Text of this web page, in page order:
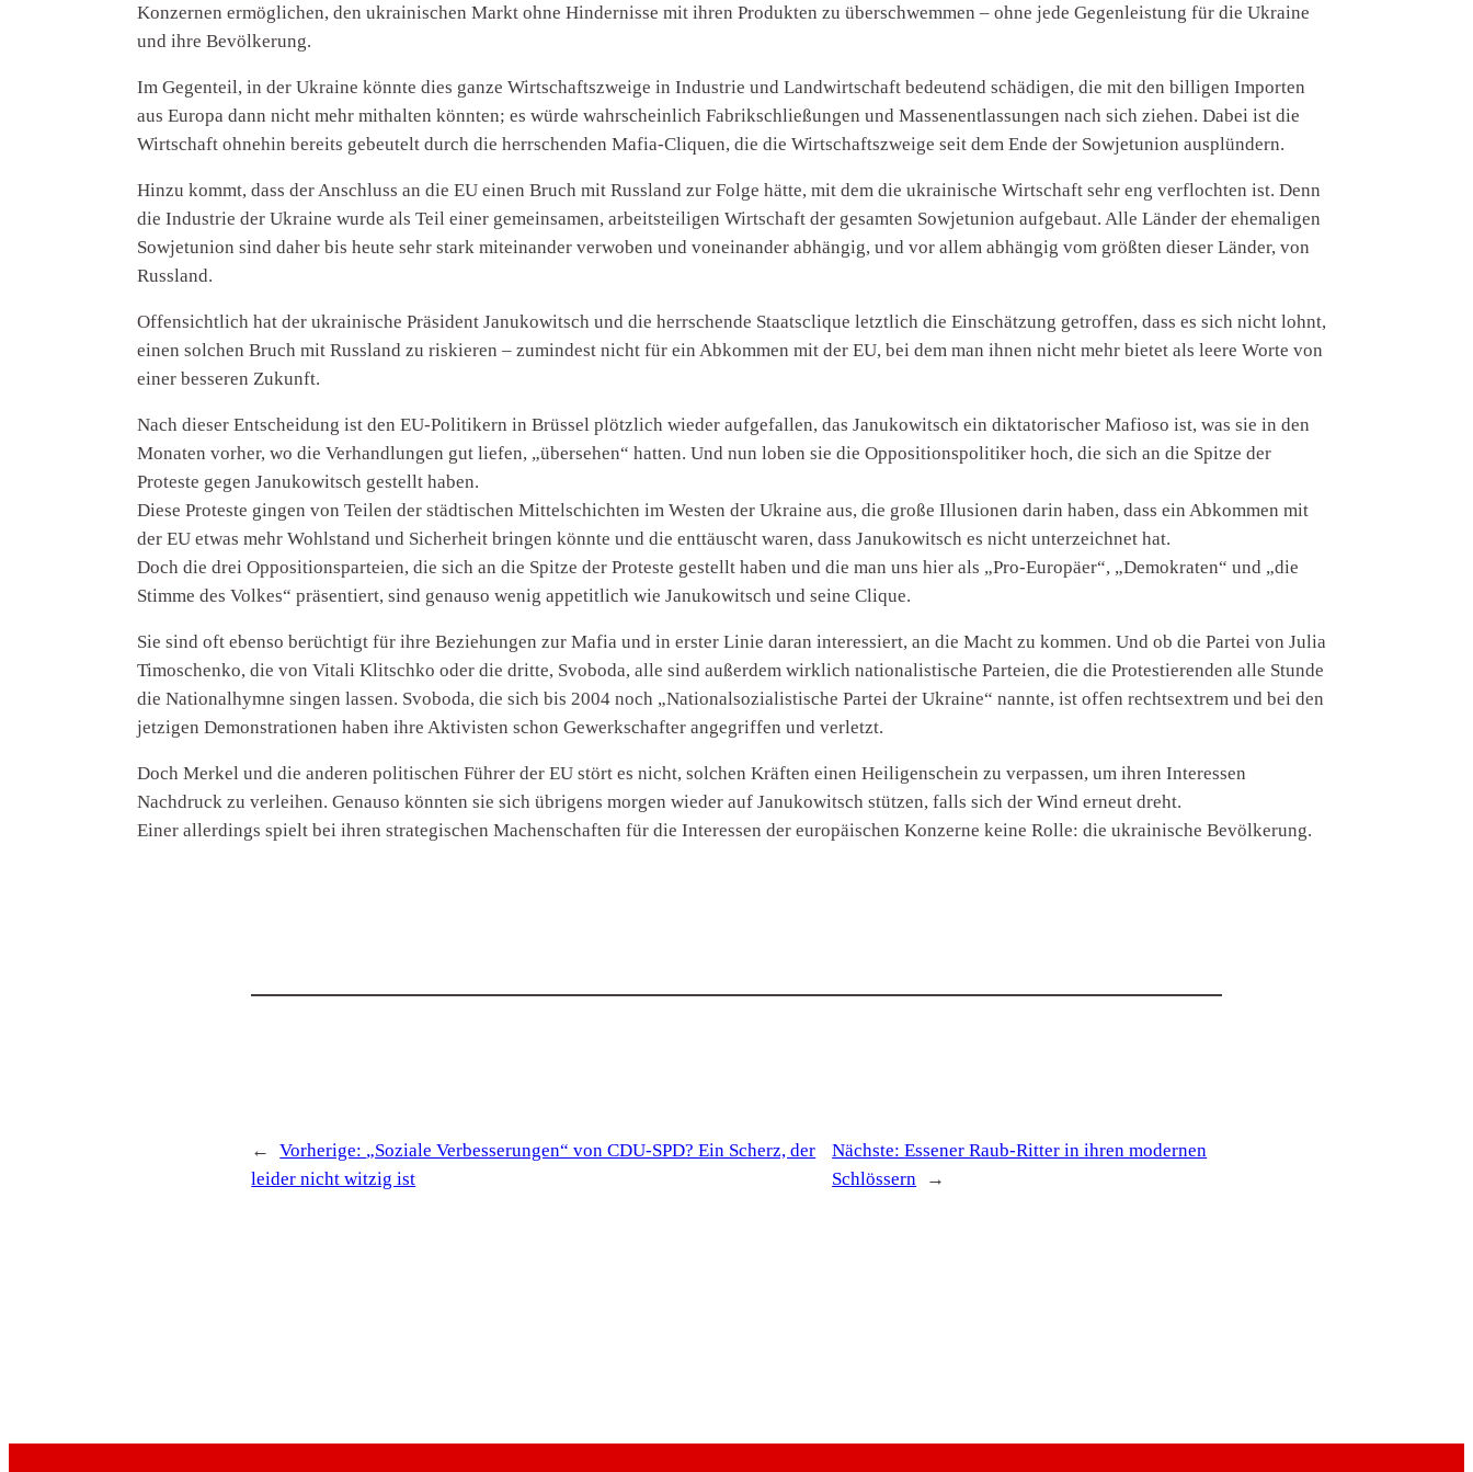
Konzernen ermöglichen, den ukrainischen Markt ohne Hindernisse mit ihren Produkten zu überschwemmen – ohne jede Gegenleistung für die Ukraine
und ihre Bevölkerung.
Im Gegenteil, in der Ukraine könnte dies ganze Wirtschaftszweige in Industrie und Landwirtschaft bedeutend schädigen, die mit den billigen Importen
aus Europa dann nicht mehr mithalten könnten; es würde wahrscheinlich Fabrikschließungen und Massenentlassungen nach sich ziehen. Dabei ist die
Wirtschaft ohnehin bereits gebeutelt durch die herrschenden Mafia-Cliquen, die die Wirtschaftszweige seit dem Ende der Sowjetunion ausplündern.
Hinzu kommt, dass der Anschluss an die EU einen Bruch mit Russland zur Folge hätte, mit dem die ukrainische Wirtschaft sehr eng verflochten ist. Denn
die Industrie der Ukraine wurde als Teil einer gemeinsamen, arbeitsteiligen Wirtschaft der gesamten Sowjetunion aufgebaut. Alle Länder der ehemaligen
Sowjetunion sind daher bis heute sehr stark miteinander verwoben und voneinander abhängig, und vor allem abhängig vom größten dieser Länder, von
Russland.
Offensichtlich hat der ukrainische Präsident Janukowitsch und die herrschende Staatsclique letztlich die Einschätzung getroffen, dass es sich nicht lohnt,
einen solchen Bruch mit Russland zu riskieren – zumindest nicht für ein Abkommen mit der EU, bei dem man ihnen nicht mehr bietet als leere Worte von
einer besseren Zukunft.
Nach dieser Entscheidung ist den EU-Politikern in Brüssel plötzlich wieder aufgefallen, das Janukowitsch ein diktatorischer Mafioso ist, was sie in den
Monaten vorher, wo die Verhandlungen gut liefen, „übersehen“ hatten. Und nun loben sie die Oppositionspolitiker hoch, die sich an die Spitze der
Proteste gegen Janukowitsch gestellt haben.
Diese Proteste gingen von Teilen der städtischen Mittelschichten im Westen der Ukraine aus, die große Illusionen darin haben, dass ein Abkommen mit
der EU etwas mehr Wohlstand und Sicherheit bringen könnte und die enttäuscht waren, dass Janukowitsch es nicht unterzeichnet hat.
Doch die drei Oppositionsparteien, die sich an die Spitze der Proteste gestellt haben und die man uns hier als „Pro-Europäer“, „Demokraten“ und „die
Stimme des Volkes“ präsentiert, sind genauso wenig appetitlich wie Janukowitsch und seine Clique.
Sie sind oft ebenso berüchtigt für ihre Beziehungen zur Mafia und in erster Linie daran interessiert, an die Macht zu kommen. Und ob die Partei von Julia
Timoschenko, die von Vitali Klitschko oder die dritte, Svoboda, alle sind außerdem wirklich nationalistische Parteien, die die Protestierenden alle Stunde
die Nationalhymne singen lassen. Svoboda, die sich bis 2004 noch „Nationalsozialistische Partei der Ukraine“ nannte, ist offen rechtsextrem und bei den
jetzigen Demonstrationen haben ihre Aktivisten schon Gewerkschafter angegriffen und verletzt.
Doch Merkel und die anderen politischen Führer der EU stört es nicht, solchen Kräften einen Heiligenschein zu verpassen, um ihren Interessen
Nachdruck zu verleihen. Genauso könnten sie sich übrigens morgen wieder auf Janukowitsch stützen, falls sich der Wind erneut dreht.
Einer allerdings spielt bei ihren strategischen Machenschaften für die Interessen der europäischen Konzerne keine Rolle: die ukrainische Bevölkerung.
← Vorherige: „Soziale Verbesserungen“ von CDU-SPD? Ein Scherz, der
leider nicht witzig ist
Nächste:Essener Raub-Ritter in ihren modernen
Schlössern
→